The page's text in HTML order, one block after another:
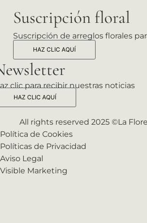
Suscripción floral
Suscripción de arreglos florales
HAZ CLIC AQUÍ
clic para recibir nuestras noticias
HAZ CLIC AQUÍ
All rights reserved 2025 ©La
Política de Cookies
Políticas de Privacidad
Aviso Legal
Visible Marketing